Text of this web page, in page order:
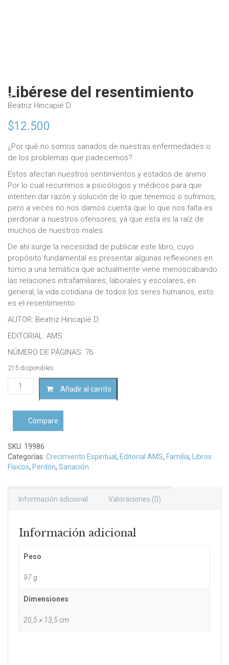
Libérese del resentimiento
Beatriz Hincapié D
$12.500
¿Por qué no somos sanados de nuestras enfermedades o
de los problemas que padecemos?
Estos afectan nuestros sentimientos y estados de ánimo.
Por lo cual recurrimos a psicólogos y médicos para que
intenten dar razón y solución de lo que tenemos o sufrimos,
pero a veces no nos damos cuenta que lo que nos falta es
perdonar a nuestros ofensores, ya que esta es la raíz de
muchos de nuestros males.
De ahí surge la necesidad de publicar este libro, cuyo
propósito fundamental es presentar algunas reflexiones en
torno a una temática que actualmente viene menoscabando
las relaciones intrafamiliares, laborales y escolares, en
general, la vida cotidiana de todos los seres humanos, esto
es el resentimiento.
AUTOR: Beatriz Hincapié D.
EDITORIAL: AMS
NÚMERO DE PÁGINAS: 76
215 disponibles
Libérese
del
resentimientoBeatriz
Hincapié
cantidad
Añadir al carrito
Compare
SKU: 19986
Categorías: Crecimiento Espiritual , Editorial AMS, Familia,
Libros
Físicos, Perdón, Sanación
Información adicional Valoraciones (0)
Información adicional
Peso
97 g
Dimensiones
20,5 × 13,5 cm